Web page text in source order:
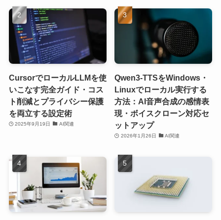
CursorでローカルLLMを使
いこなす完全ガイド・コス
ト削減とプライバシー保護
を両立する設定術
2025年9月19日 AI関連
Qwen3-TTSをWindows・
Linuxでローカル実行する
方法：AI音声合成の感情表
現・ボイスクローン対応セ
ットアップ
2026年1月26日 AI関連